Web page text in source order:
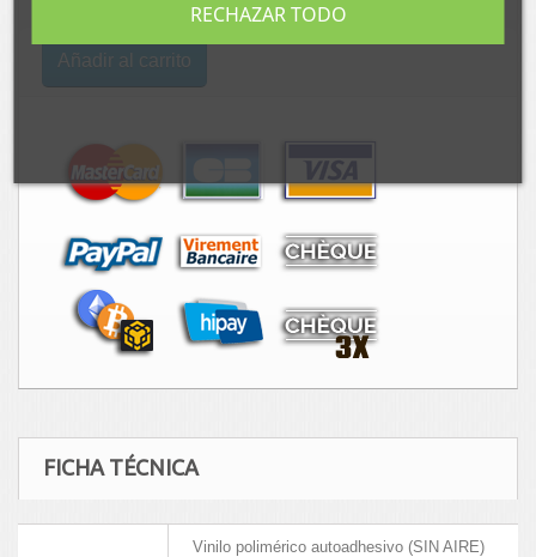
Añadir al carrito
FICHA TÉCNICA
Vinilo polimérico autoadhesivo (SIN AIRE)
RECHAZAR TODO